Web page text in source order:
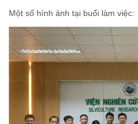
Một số hình ảnh tại buổi làm việc: